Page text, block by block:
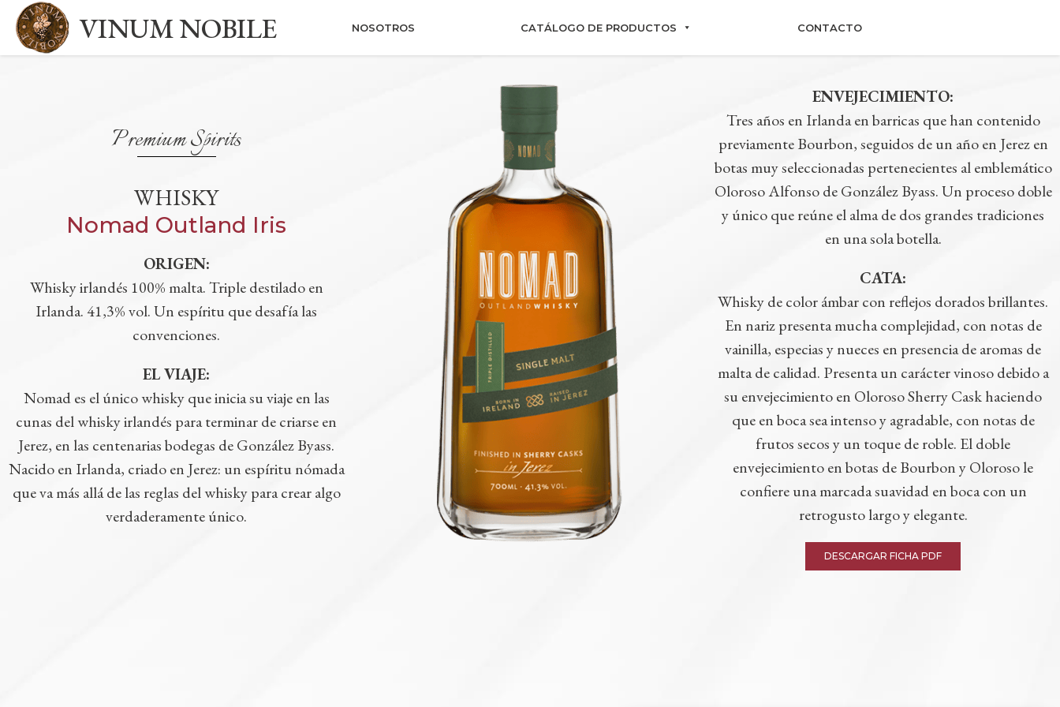
VINUM NOBILE NOSOTROS CATÁLOGO DE PRODUCTOS CONTACTO
Premium Spirits
WHISKY
Nomad Outland Iris
ORIGEN:
Whisky irlandés 100% malta. Triple destilado en
Irlanda. 41,3% vol. Un espíritu que desafía las
convenciones.
EL VIAJE:
Nomad es el único whisky que inicia su viaje en las
cunas del whisky irlandés para terminar de criarse en
Jerez, en las centenarias bodegas de González Byass.
Nacido en Irlanda, criado en Jerez: un espíritu nómada
que va más allá de las reglas del whisky para crear algo
verdaderamente único.
ENVEJECIMIENTO:
Tres años en Irlanda en barricas que han contenido
previamente Bourbon, seguidos de un año en Jerez en
botas muy seleccionadas pertenecientes al emblemático
Oloroso Alfonso de González Byass. Un proceso doble
y único que reúne el alma de dos grandes tradiciones
en una sola botella.
CATA:
Whisky de color ámbar con reflejos dorados brillantes.
En nariz presenta mucha complejidad, con notas de
vainilla, especias y nueces en presencia de aromas de
malta de calidad. Presenta un carácter vinoso debido a
su envejecimiento en Oloroso Sherry Cask haciendo
que en boca sea intenso y agradable, con notas de
frutos secos y un toque de roble. El doble
envejecimiento en botas de Bourbon y Oloroso le
confiere una marcada suavidad en boca con un
retrogusto largo y elegante.
DESCARGAR FICHA PDF